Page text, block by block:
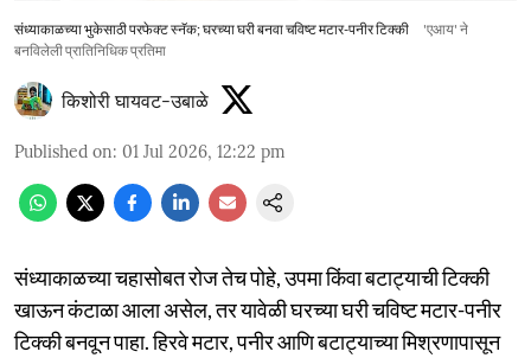
संध्याकाळच्या भुकेसाठी परफेक्ट स्नॅक; घरच्या घरी बनवा चविष्ट मटार-पनीर टिक्की
'एआय' ने
बनविलेली प्रातिनिधिक प्रतिमा
किशोरी घायवट-उबाळे
Published on: 01 Jul 2026, 12:22 pm
संध्याकाळच्या चहासोबत रोज तेच पोहे, उपमा किंवा बटाट्याची टिक्की
खाऊन कंटाळा आला असेल, तर यावेळी घरच्या घरी चविष्ट मटार-पनीर
टिक्की बनवून पाहा. हिरवे मटार, पनीर आणि बटाट्याच्या मिश्रणापासून